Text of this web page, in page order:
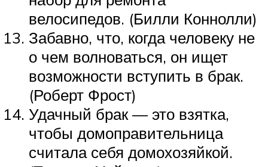
велосипедов. (Билли Коннолли)
Забавно, что, когда человеку не
о чем волноваться, он ищет
возможности вступить в брак.
(Роберт Фрост)
Удачный брак — это взятка,
чтобы домоправительница
считала себя домохозяйкой.